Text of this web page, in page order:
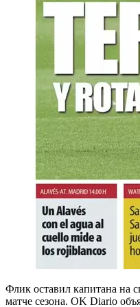
Флик оставил капитана на
матче сезона. OK Diario